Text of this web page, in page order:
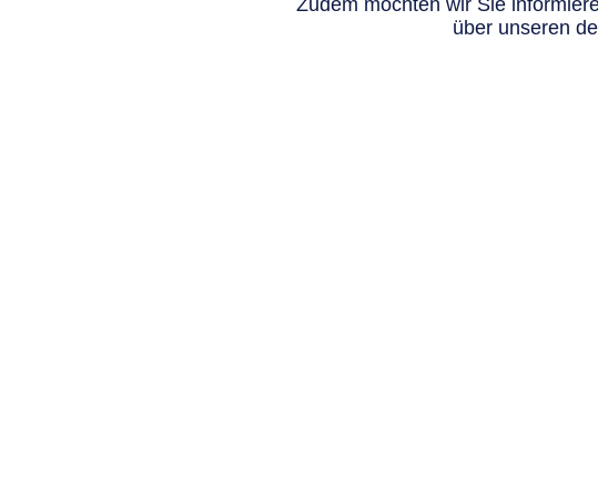
Zudem möchten wir Sie
über unseren